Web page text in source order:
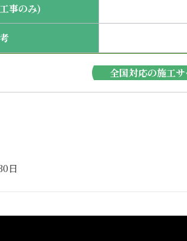
事のみ)
全国対応の施工
日